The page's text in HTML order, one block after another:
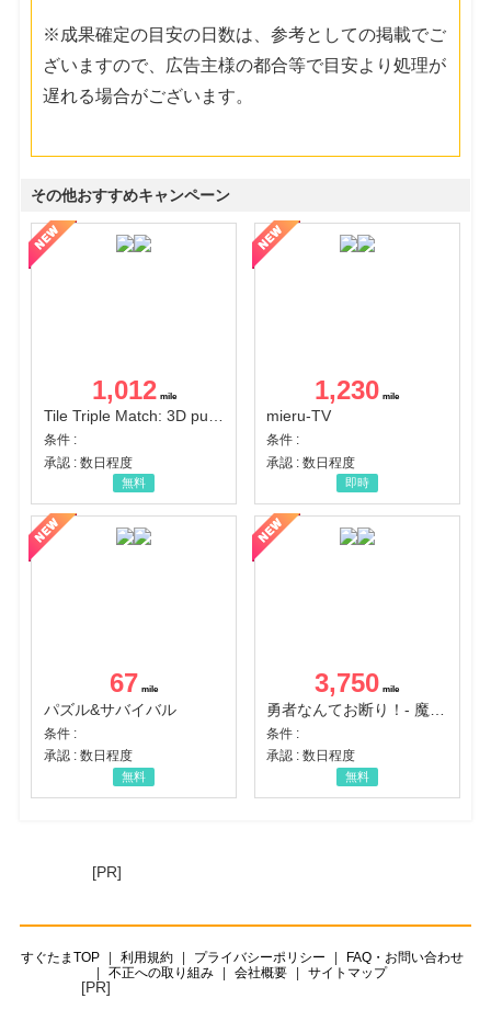
※成果確定の目安の日数は、参考としての掲載でご
ざいますので、広告主様の都合等で目安より処理が
遅れる場合がございます。
その他おすすめキャンペーン
1,012
Tile Triple Match: 3D puzzle
条件 :
承認 : 数日程度
無料
1,230
mieru-TV
条件 :
承認 : 数日程度
即時
67
パズル&サバイバル
条件 :
承認 : 数日程度
無料
3,750
条件 :
承認 : 数日程度
無料
[PR]
すぐたまTOP 利用規約 プライバシーポリシー
FAQ・お問い合わせ
不正への取り組み
会社概要 サイトマップ
[PR]